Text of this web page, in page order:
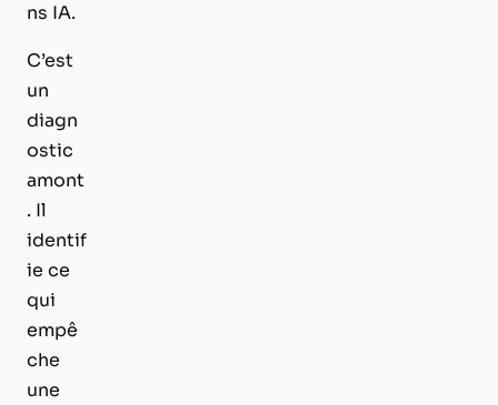
ns IA.
C’est
un
diagn
ostic
amont
. Il
identif
ie ce
qui
empê
che
une